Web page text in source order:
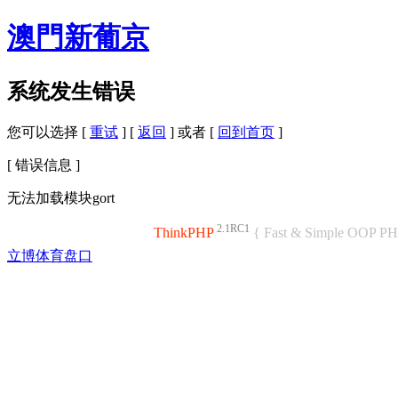
澳門新葡京
系统发生错误
您可以选择 [ 重试 ] [ 返回 ] 或者 [ 回到首页 ]
[ 错误信息 ]
无法加载模块gort
ThinkPHP 2.1RC1 { Fast & Simple OOP
立博体育盘口